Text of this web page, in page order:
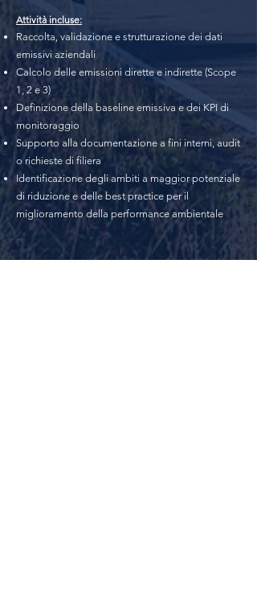
Attività incluse:
Raccolta, validazione e strutturazione dei dati
emissivi aziendali
Calcolo delle emissioni dirette e indirette (Scope
1, 2 e 3)
Definizione della baseline emissiva e dei KPI di
monitoraggio
Supporto alla documentazione a fini interni, audit
o richieste di filiera
Identificazione degli ambiti a maggior potenziale
di riduzione e delle best practice per il
miglioramento della performance ambientale